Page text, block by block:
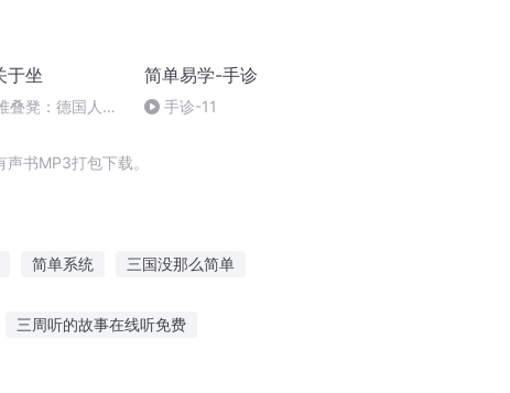
于坐
叠凳：德国人的
简单易学-手诊
手诊-11
书MP3打包下载。
简单系统 三国没那么简单
三周听的故事在线听免费